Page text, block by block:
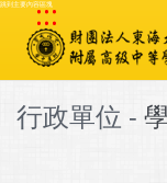
跳到主要內容區塊
:::
行政單位 -